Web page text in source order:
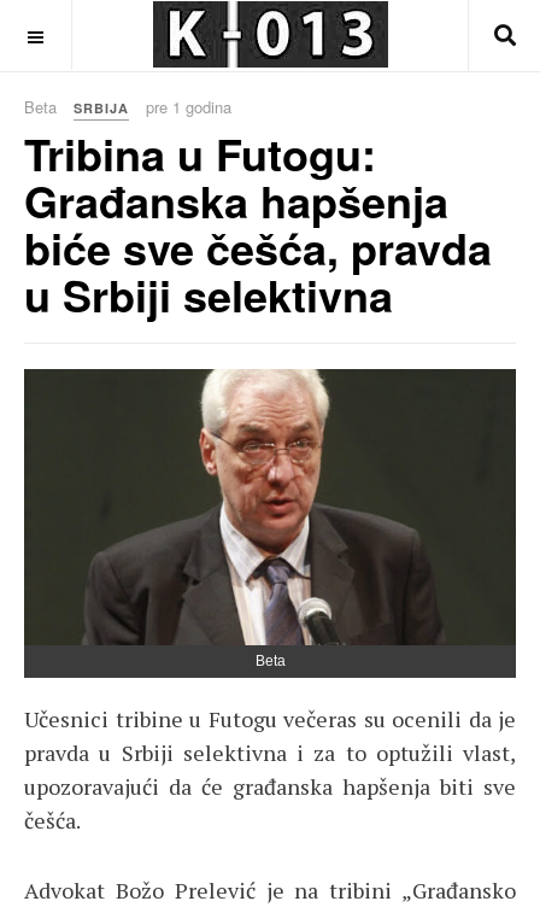
Beta SRBIJA pre 1 godina
Tribina u Futogu:
Građanska hapšenja
biće sve češća, pravda
u Srbiji selektivna
Beta
Učesnici tribine u Futogu večeras su ocenili da je
pravda u Srbiji selektivna i za to optužili vlast,
upozoravajući da će građanska hapšenja biti sve
češća.
Advokat Božo Prelević je na tribini „Građansko